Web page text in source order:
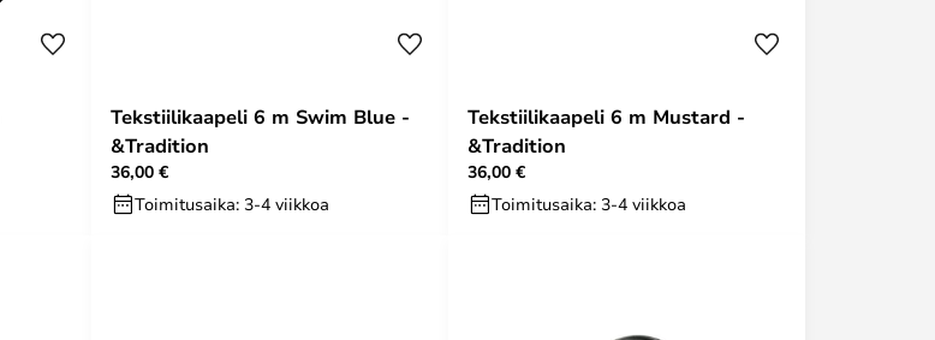
Tekstiilikaapeli 6 m Swim Blue -
&Tradition
36,00 €
Toimitusaika: 3-4 viikkoa
Tekstiilikaapeli 6 m Mustard -
&Tradition
36,00 €
Toimitusaika: 3-4 viikkoa